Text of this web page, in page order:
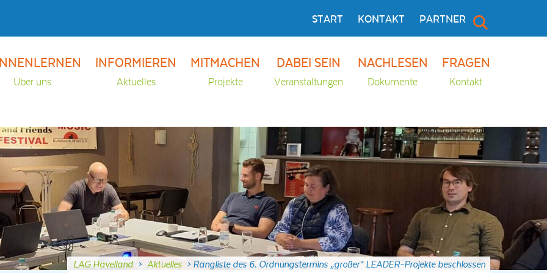
START KONTAKT PARTNER
Über uns
INFORMIEREN
Aktuelles
MITMACHEN
Projekte
DABEI SEIN
Veranstaltungen
NACHLESEN
Dokumente
FRAGEN
Kontakt
LAG Havelland > Aktuelles > Rangliste des 6. Ordnungstermins „großer“ LEADER-Projekte beschlossen